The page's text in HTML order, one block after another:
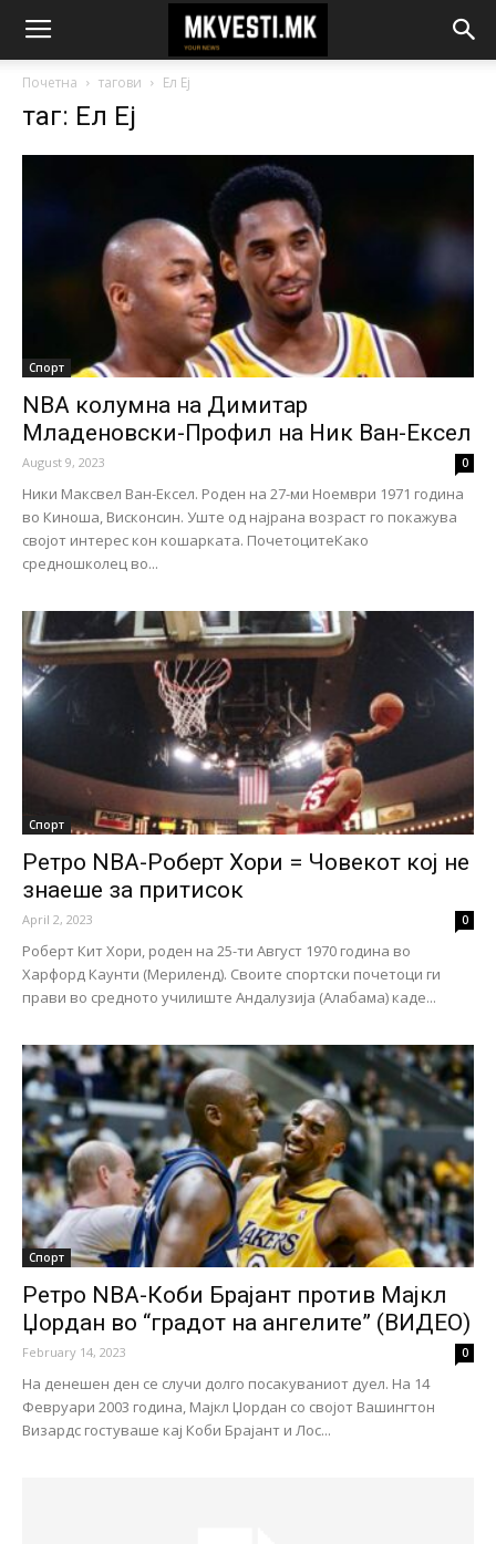
Почетна тагови Ел Еј
таг: Ел Еј
Спорт
NBA колумна на Димитар
Младеновски-Профил на Ник Ван-Ексел
August 9, 2023 0
Ники Максвел Ван-Ексел. Роден на 27-ми Ноември 1971 година
во Киноша, Висконсин. Уште од најрана возраст го покажува
својот интерес кон кошарката. ПочетоцитеКако
средношколец во...
Спорт
Ретро NBA-Роберт Хори = Човекот кој не
знаеше за притисок
April 2, 2023 0
Роберт Кит Хори, роден на 25-ти Август 1970 година во
Харфорд Каунти (Мериленд). Своите спортски почетоци ги
прави во средното училиште Андалузија (Алабама) каде...
Спорт
Ретро NBA-Коби Брајант против Мајкл
Џордан во “градот на ангелите” (ВИДЕО)
February 14, 2023 0
На денешен ден се случи долго посакуваниот дуел. На 14
Февруари 2003 година, Мајкл Џордан со својот Вашингтон
Визардс гостуваше кај Коби Брајант и Лос...